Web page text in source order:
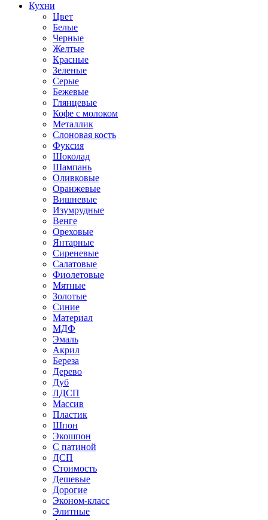
Кухни
Цвет
Белые
Черные
Желтые
Красные
Зеленые
Серые
Бежевые
Глянцевые
Кофе с молоком
Металлик
Слоновая кость
Фуксия
Шоколад
Шампань
Оливковые
Оранжевые
Вишневые
Изумрудные
Венге
Ореховые
Янтарные
Сиреневые
Салатовые
Фиолетовые
Мятные
Золотые
Синие
Материал
МДФ
Эмаль
Акрил
Береза
Дерево
Дуб
ЛДСП
Массив
Пластик
Шпон
Экошпон
С патиной
ДСП
Стоимость
Дешевые
Дорогие
Эконом-класс
Элитные